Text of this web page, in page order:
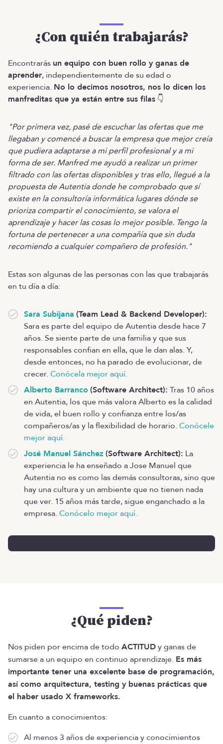
¿Con quién trabajarás?
Encontrarás un equipo con buen rollo y ganas de
aprender, independientemente de su edad o
experiencia. No lo decimos nosotros, nos lo dicen los
manfreditas que ya están entre sus filas 👇
"Por primera vez, pasé de escuchar las ofertas que me
llegaban y comencé a buscar la empresa que mejor creía
que pudiera adaptarse a mi perfil profesional y a mi
forma de ser. Manfred me ayudó a realizar un primer
filtrado con las ofertas disponibles y tras ello, llegué a la
propuesta de Autentia donde he comprobado que sí
existe en la consultoría informática lugares dónde se
prioriza compartir el conocimiento, se valora el
aprendizaje y hacer las cosas lo mejor posible. Tengo la
fortuna de pertenecer a una compañía que sin duda
recomiendo a cualquier compañero de profesión."
Estas son algunas de las personas con las que trabajarás
en tu día a día:
Sara Subijana (Team Lead & Backend Developer):
Sara es parte del equipo de Autentia desde hace 7
años. Se siente parte de una familia y que sus
responsables confian en ella, que le dan alas. Y,
desde entonces, no ha parado de evolucionar, de
crecer. Conócela mejor aquí.
Alberto Barranco (Software Architect): Tras 10 años
en Autentia, los que más valora Alberto es la calidad
de vida, el buen rollo y confianza entre los/as
compañeros/as y la flexibilidad de horario. Conócele
mejor aquí.
José Manuel Sánchez(Software Architect): La
experiencia le ha enseñado a Jose Manuel que
Autentia no es como las demás consultoras, sino que
hay una cultura y un ambiente que no tienen nada
que ver. 15 años más tarde, sigue enganchado a la
empresa. Conócelo mejor aquí.
¿Qué piden?
Nos piden por encima de todo ACTITUDy ganas de
sumarse a un equipo en continuo aprendizaje. Es más
importante tener una excelente base de programación,
así como arquitectura, testing y buenas prácticas que
el haber usado X frameworks.
En cuanto a conocimientos:
Al menos 3 años de experiencia y conocimientos